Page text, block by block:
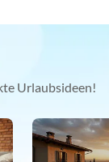
Urlaubsideen!